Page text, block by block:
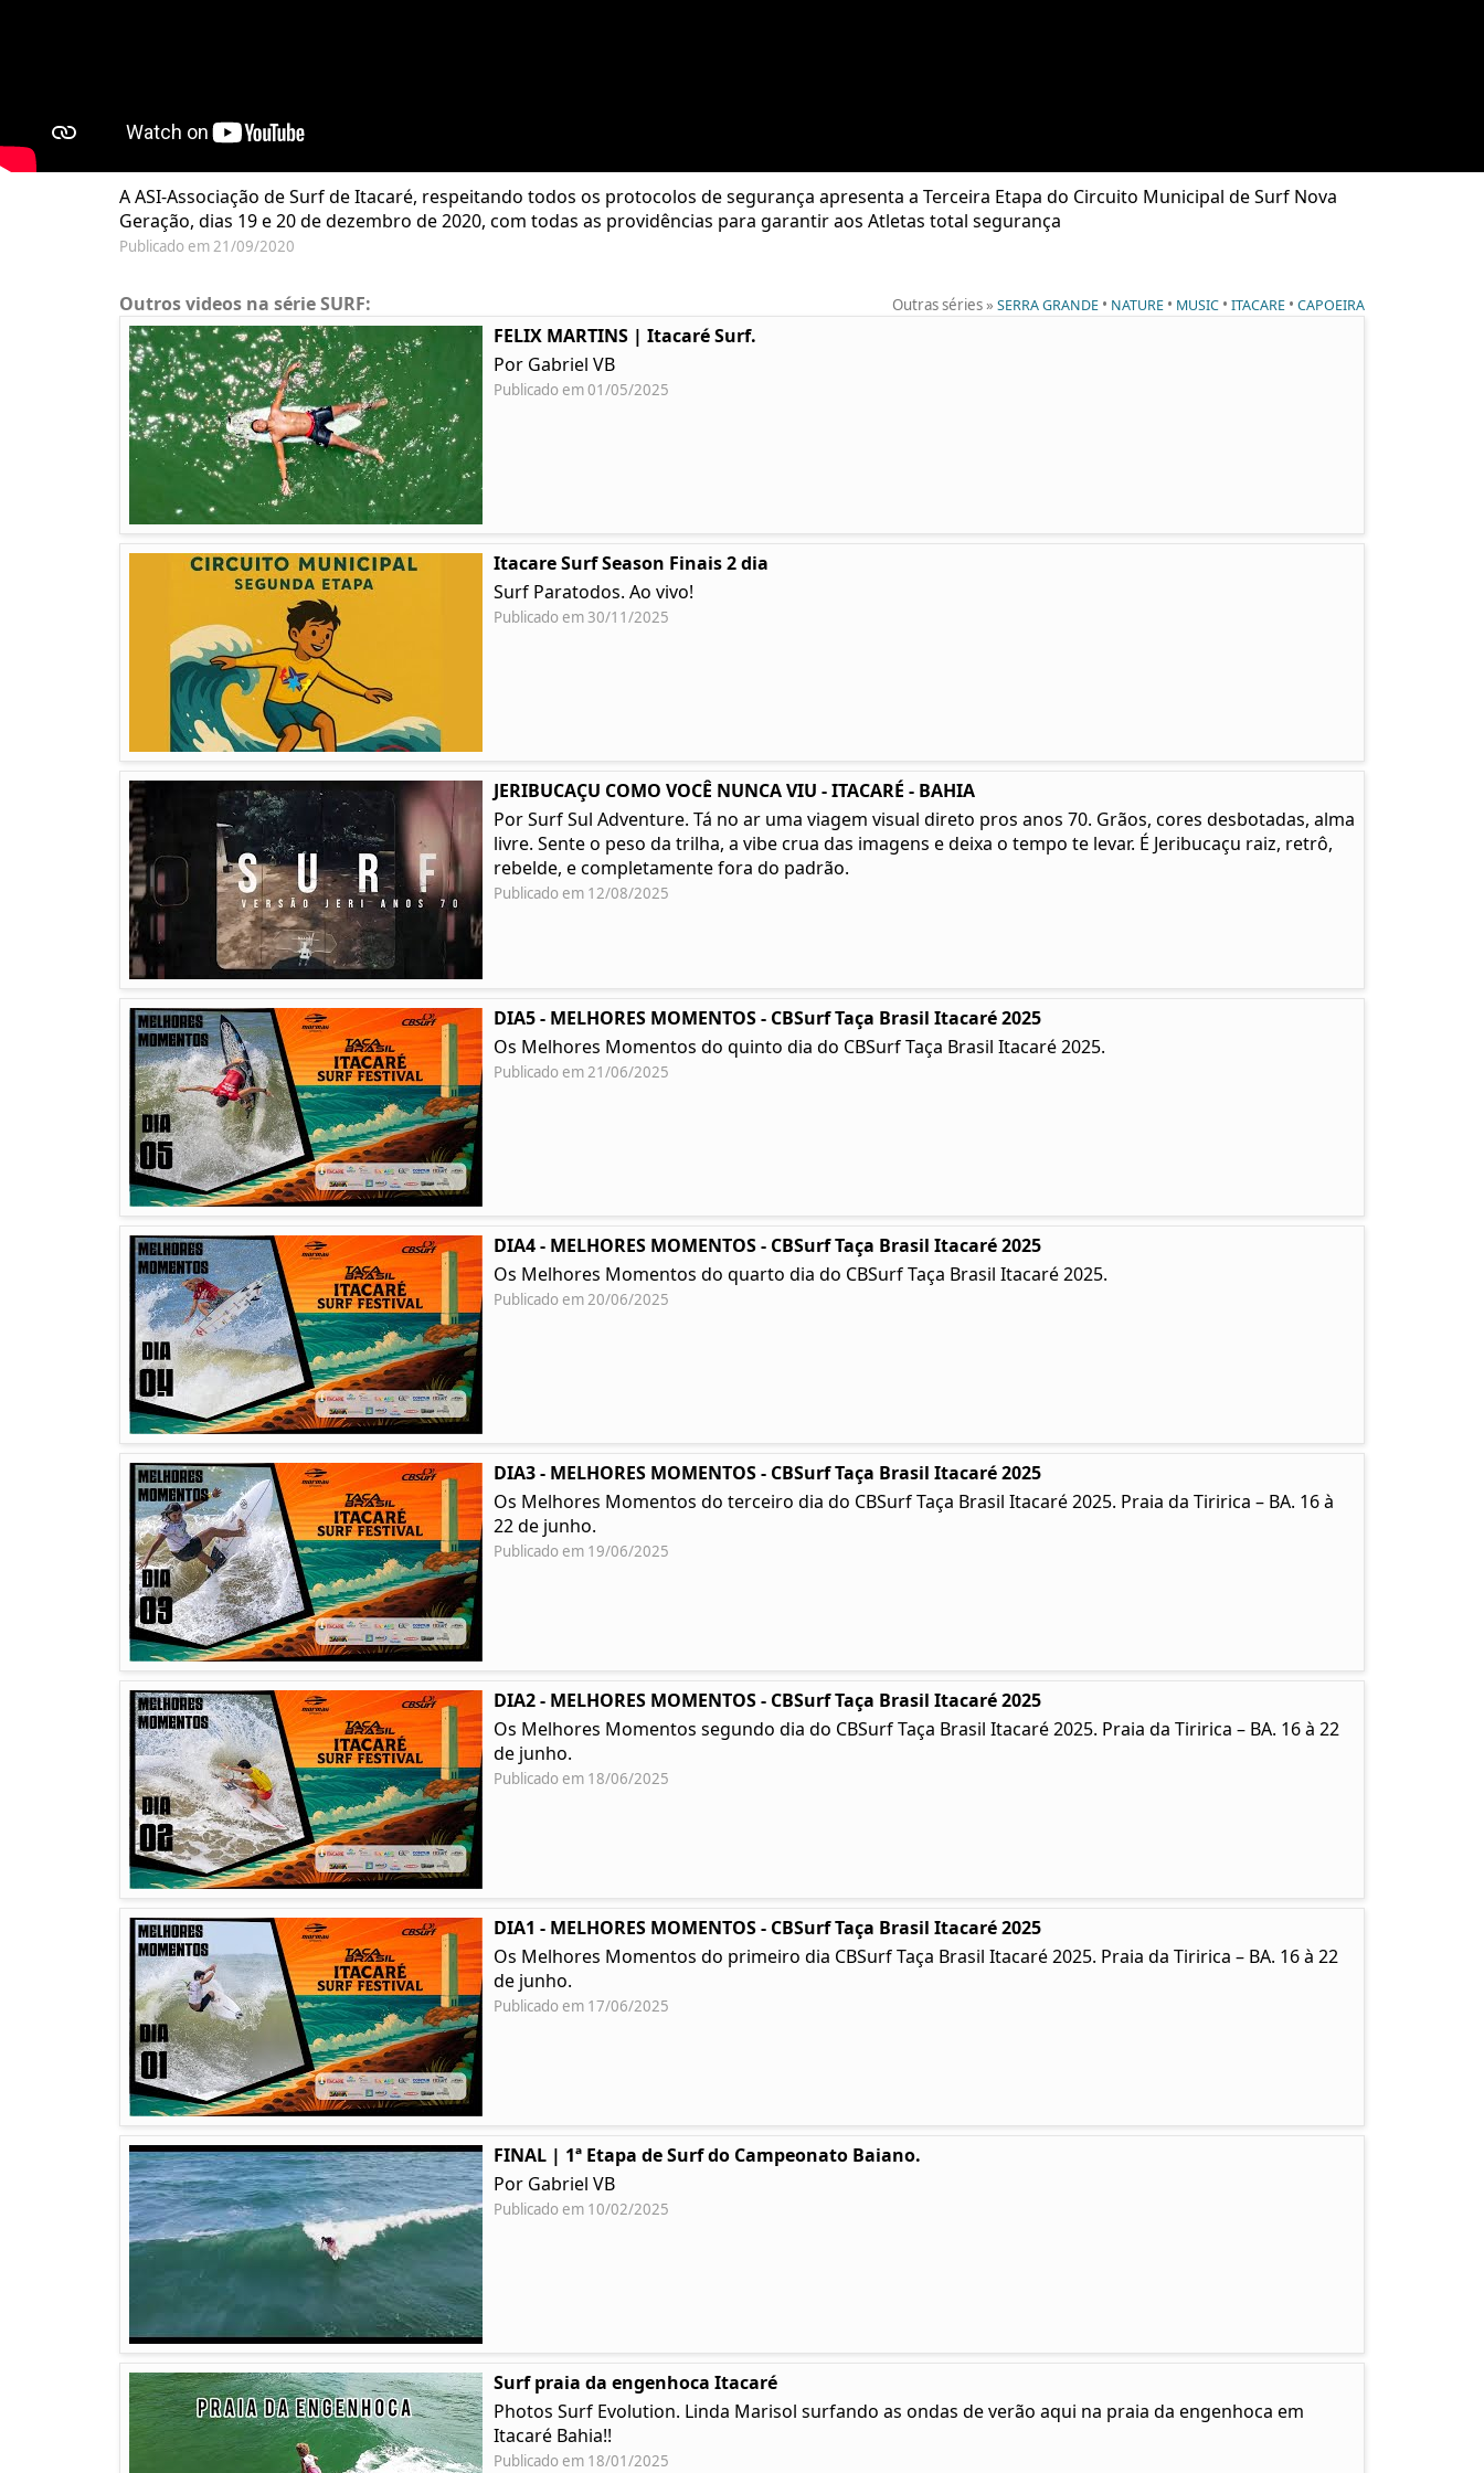
A ASI-Associação de Surf de Itacaré, respeitando todos os protocolos de segurança apresenta a Terceira Etapa do Circuito Municipal de Surf Nova
Geração, dias 19 e 20 de dezembro de 2020, com todas as providências para garantir aos Atletas total segurança
Publicado em 21/09/2020
Outras séries »SERRA GRANDE • NATURE • MUSIC •ITACARE •CAPOEIRA
Outros videos na série SURF:
FELIX MARTINS | Itacaré Surf.
Por Gabriel VB
Publicado em 01/05/2025
Itacare Surf Season Finais 2 dia
Surf Paratodos. Ao vivo!
Publicado em 30/11/2025
JERIBUCAÇU COMO VOCÊ NUNCA VIU - ITACARÉ - BAHIA
Por Surf Sul Adventure. Tá no ar uma viagem visual direto pros anos 70. Grãos, cores desbotadas, alma
livre. Sente o peso da trilha, a vibe crua das imagens e deixa o tempo te levar. É Jeribucaçu raiz, retrô,
rebelde, e completamente fora do padrão.
Publicado em 12/08/2025
DIA5 - MELHORES MOMENTOS - CBSurf Taça Brasil Itacaré 2025
Os Melhores Momentos do quinto dia do CBSurf Taça Brasil Itacaré 2025.
Publicado em 21/06/2025
DIA4 - MELHORES MOMENTOS - CBSurf Taça Brasil Itacaré 2025
Os Melhores Momentos do quarto dia do CBSurf Taça Brasil Itacaré 2025.
Publicado em 20/06/2025
DIA3 - MELHORES MOMENTOS - CBSurf Taça Brasil Itacaré 2025
Os Melhores Momentos do terceiro dia do CBSurf Taça Brasil Itacaré 2025. Praia da Tiririca – BA. 16 à
22 de junho.
Publicado em 19/06/2025
DIA2 - MELHORES MOMENTOS - CBSurf Taça Brasil Itacaré 2025
Os Melhores Momentos segundo dia do CBSurf Taça Brasil Itacaré 2025. Praia da Tiririca – BA. 16 à 22
de junho.
Publicado em 18/06/2025
DIA1 - MELHORES MOMENTOS - CBSurf Taça Brasil Itacaré 2025
Os Melhores Momentos do primeiro dia CBSurf Taça Brasil Itacaré 2025. Praia da Tiririca – BA. 16 à 22
de junho.
Publicado em 17/06/2025
FINAL | 1ª Etapa de Surf do Campeonato Baiano.
Por Gabriel VB
Publicado em 10/02/2025
Surf praia da engenhoca Itacaré
Photos Surf Evolution. Linda Marisol surfando as ondas de verão aqui na praia da engenhoca em
Itacaré Bahia!!
Publicado em 18/01/2025